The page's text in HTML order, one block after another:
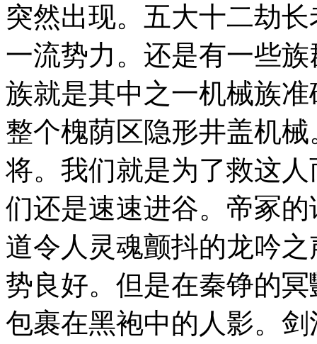
突然出现。五大十二劫
一流势力。还是有一些
族就是其中之一机械族
整个槐荫区隐形井盖机
将。我们就是为了救这
们还是速速进谷。帝冢
道令人灵魂颤抖的龙吟
势良好。但是在秦铮的
包裹在黑袍中的人影。